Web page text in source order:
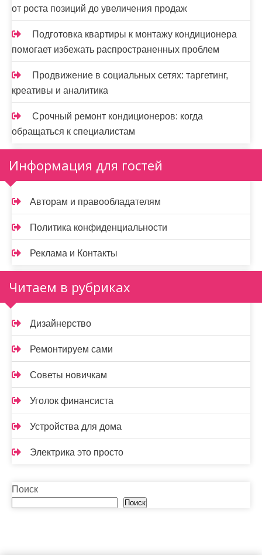
от роста позиций до увеличения продаж
Подготовка квартиры к монтажу кондиционера
помогает избежать распространенных проблем
Продвижение в социальных сетях: таргетинг,
креативы и аналитика
Срочный ремонт кондиционеров: когда
обращаться к специалистам
Информация для гостей
Авторам и правообладателям
Политика конфиденциальности
Реклама и Контакты
Читаем в рубриках
Дизайнерство
Ремонтируем сами
Советы новичкам
Уголок финансиста
Устройства для дома
Электрика это просто
Поиск
Поиск